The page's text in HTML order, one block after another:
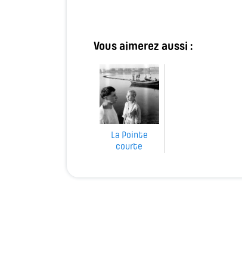
Vous aimerez aussi :
La Pointe
courte